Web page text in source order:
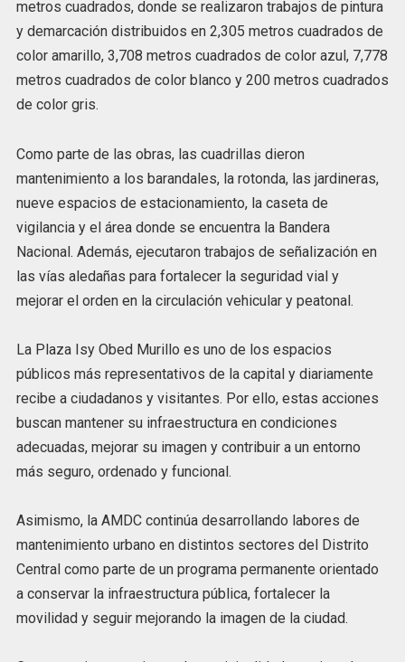
metros cuadrados, donde se realizaron trabajos de pintura
y demarcación distribuidos en 2,305 metros cuadrados de
color amarillo, 3,708 metros cuadrados de color azul, 7,778
metros cuadrados de color blanco y 200 metros cuadrados
de color gris.
Como parte de las obras, las cuadrillas dieron
mantenimiento a los barandales, la rotonda, las jardineras,
nueve espacios de estacionamiento, la caseta de
vigilancia y el área donde se encuentra la Bandera
Nacional. Además, ejecutaron trabajos de señalización en
las vías aledañas para fortalecer la seguridad vial y
mejorar el orden en la circulación vehicular y peatonal.
La Plaza Isy Obed Murillo es uno de los espacios
públicos más representativos de la capital y diariamente
recibe a ciudadanos y visitantes. Por ello, estas acciones
buscan mantener su infraestructura en condiciones
adecuadas, mejorar su imagen y contribuir a un entorno
más seguro, ordenado y funcional.
Asimismo, la AMDC continúa desarrollando labores de
mantenimiento urbano en distintos sectores del Distrito
Central como parte de un programa permanente orientado
a conservar la infraestructura pública, fortalecer la
movilidad y seguir mejorando la imagen de la ciudad.